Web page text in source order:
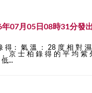
07月05日08時31分發
得： 氣 溫 ： 28 度 相 對
京 士 柏 錄 得 的 平 均 紫
...